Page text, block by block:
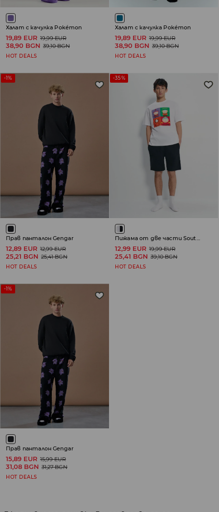
Халат с качулка Pokémon
19,89 EUR 19,99 EUR
38,90 BGN 39,10 BGN
HOT DEALS
Халат с качулка Pokémon
19,89 EUR 19,99 EUR
38,90 BGN 39,10 BGN
HOT DEALS
-1%
Прав панталон Gengar
12,89 EUR 12,99 EUR
25,21 BGN 25,41 BGN
HOT DEALS
-35%
12,99 EUR 19,99 EUR
25,41 BGN 39,10 BGN
HOT DEALS
-1%
Прав панталон Gengar
15,89 EUR 15,99 EUR
31,08 BGN 31,27 BGN
HOT DEALS